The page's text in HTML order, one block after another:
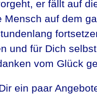
er fällt auf
Mensch auf dem
und für Dich
vom Glück
ein paar